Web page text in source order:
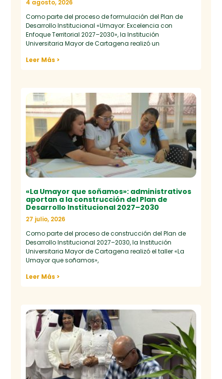
4 agosto, 2026
Como parte del proceso de formulación del Plan de
Desarrollo Institucional «Umayor: Excelencia con
Enfoque Territorial 2027–2030», la Institución
Universitaria Mayor de Cartagena realizó un
Leer Más >
«La Umayor que soñamos»: administrativos
aportan a la construcción del Plan de
Desarrollo Institucional 2027–2030
27 julio, 2026
Como parte del proceso de construcción del Plan de
Desarrollo Institucional 2027–2030, la Institución
Universitaria Mayor de Cartagena realizó el taller «La
Umayor que soñamos»,
Leer Más >